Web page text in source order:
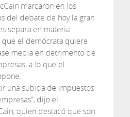
marcaron en los
del debate de hoy la gran
separa en materia
el demócrata quiere
media en detrimento de
a lo que el
una subida de impuestos
dijo el
quien destacó que son